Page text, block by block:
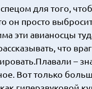
спецом для того,
он просто
эти авианосцы
что
–
Вот только